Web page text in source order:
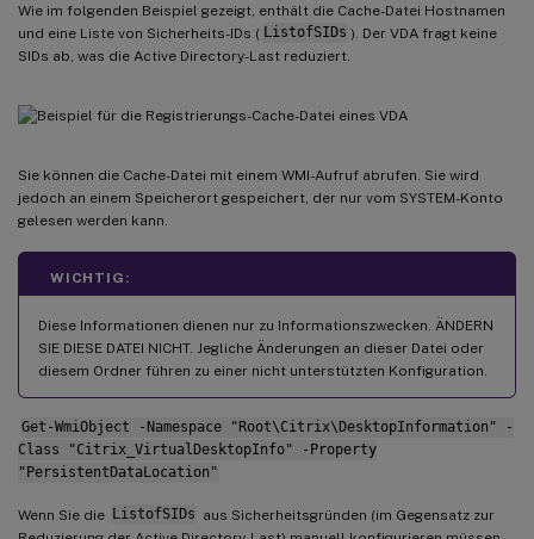
Wie im folgenden Beispiel gezeigt, enthält die Cache-Datei Hostnamen
und eine Liste von Sicherheits-IDs ( ListofSIDs ). Der VDA fragt keine
SIDs ab, was die Active Directory-Last reduziert.
Sie können die Cache-Datei mit einem WMI-Aufruf abrufen. Sie wird
jedoch an einem Speicherort gespeichert, der nur vom SYSTEM-Konto
gelesen werden kann.
WICHTIG:
Diese Informationen dienen nur zu Informationszwecken. ÄNDERN
SIE DIESE DATEI NICHT. Jegliche Änderungen an dieser Datei oder
diesem Ordner führen zu einer nicht unterstützten Konfiguration.
Get-WmiObject -Namespace "Root\Citrix\DesktopInformation" -
Class "Citrix_VirtualDesktopInfo" -Property
"PersistentDataLocation"
Wenn Sie die ListofSIDs aus Sicherheitsgründen (im Gegensatz zur